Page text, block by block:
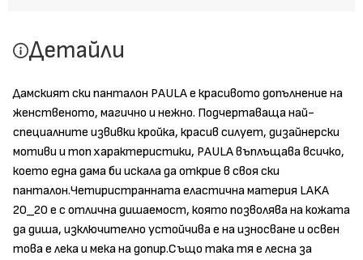
Детайли
Дамският ски панталон PAULA е красивото допълнение на
женственото, магично и нежно. Подчертаваща най-
специалните извивки кройка, красив силует, дизайнерски
мотиви и топ характеристики, PAULA въплъщава всичко,
което една дама би искала да открие в своя ски
панталон.Четиристранната еластична материя LAKA
20_20 е с отлична дишаемост, която позволява на кожата
да диша, изключително устойчива е на износване и освен
това е лека и мека на допир.Също така тя е лесна за